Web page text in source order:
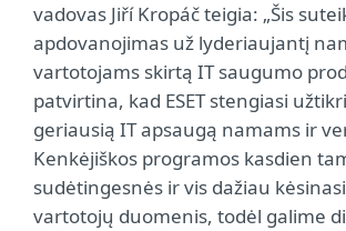
vadovas Jiří Kropáč teigia: „Šis
apdovanojimas už lyderiaujantį
vartotojams skirtą IT saugumo
patvirtina, kad ESET stengiasi
geriausią IT apsaugą namams ir
Kenkėjiškos programos kasdien
sudėtingesnės ir vis dažiau
vartotojų duomenis, todėl galime